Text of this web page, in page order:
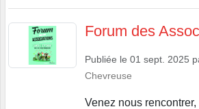
Forum des
Publiée le 01 sept. 2025
Chevreuse
Venez nous